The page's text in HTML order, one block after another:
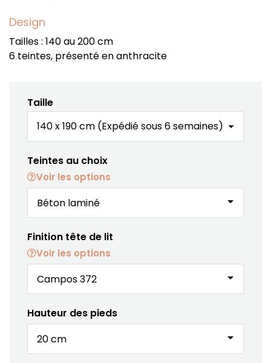
Design
Tailles : 140 au 200 cm
6 teintes, présenté en anthracite
Taille
Teintes au choix
Voir les options
arrow_drop_down
Finition tête de lit
Voir les options
arrow_drop_down
Hauteur des pieds
arrow_drop_down